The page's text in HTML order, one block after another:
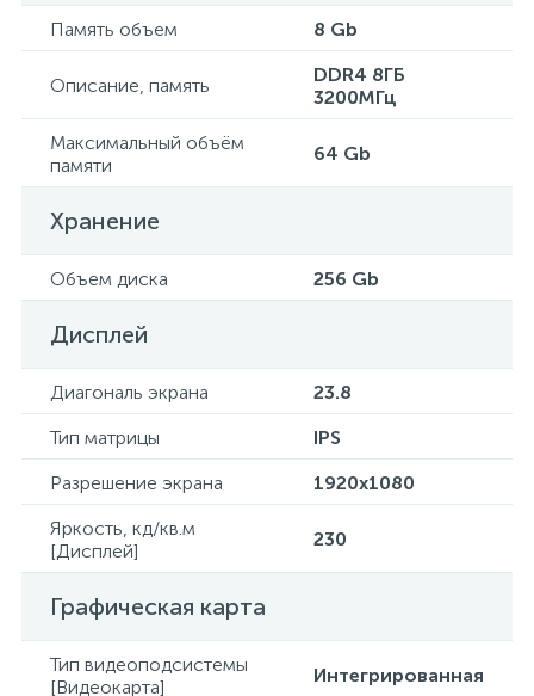
Память объем 8 Gb
Описание, память
DDR4 8ГБ
3200МГц
Максимальный объём
памяти
64 Gb
Хранение
Объем диска 256 Gb
Дисплей
Диагональ экрана
23.8
Тип матрицы
IPS
Разрешение экрана
1920x1080
Яркость, кд/кв.м
[Дисплей]
230
Графическая карта
Тип видеоподсистемы
[Видеокарта]
Интегрированная